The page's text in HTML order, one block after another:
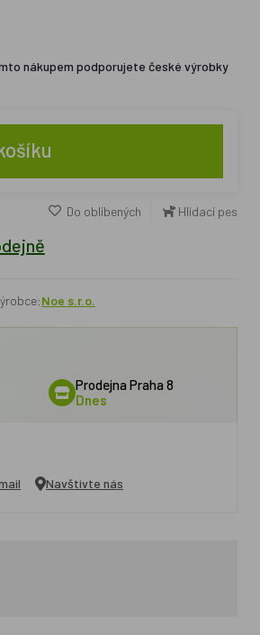
nákupem podporujete české výrobky
Do oblíbených Hlídací pes
Noe s.r.o.
Prodejna Praha 8
Dnes
Navštivte nás